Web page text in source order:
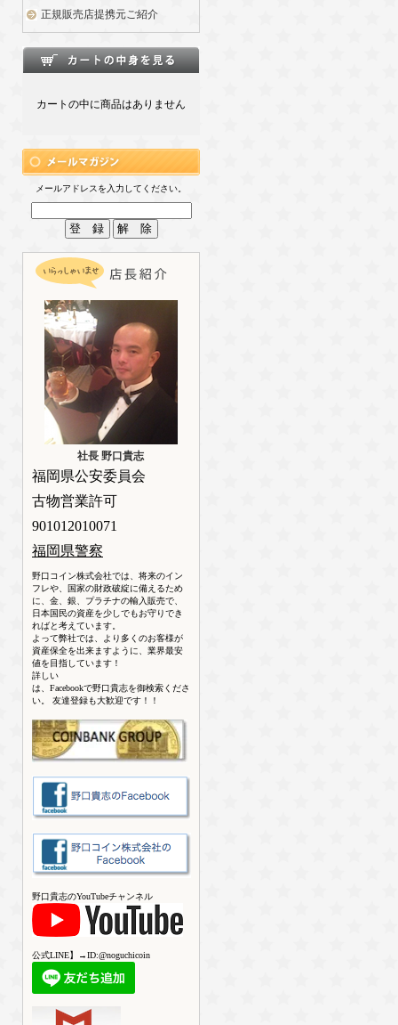
正規販売店提携元ご紹介
カートの中に商品はありません
メールアドレスを入力してください。
社長 野口貴志
福岡県公安委員会
古物営業許可
901012010071
福岡県警察
野口コイン株式会社では、将来のイン
フレや、国家の財政破綻に備えるため
に、金、銀、プラチナの輸入販売で、
日本国民の資産を少しでもお守りでき
ればと考えています。
よって弊社では、より多くのお客様が
資産保全を出来ますように、業界最安
値を目指しています！
詳しい
は、Facebookで野口貴志を御検索くださ
い。 友達登録も大歓迎です！！
野口貴志のYouTubeチャンネル
公式LINE】→ID:@noguchicoin